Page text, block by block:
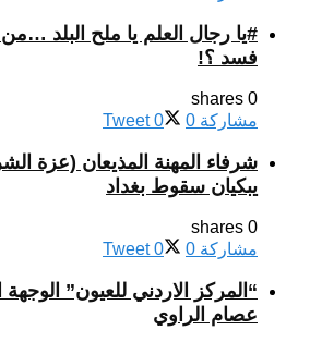
#يا رجال العلم يا ملح البلد
فسد ؟!
0 shares
مشاركة 0
Tweet 0
شرفاء المهنة المذيعان (عزة
يبكيان سقوط بغداد
0 shares
مشاركة 0
Tweet 0
“المركز الاردني للعيون” الوجهة
عصام الراوي